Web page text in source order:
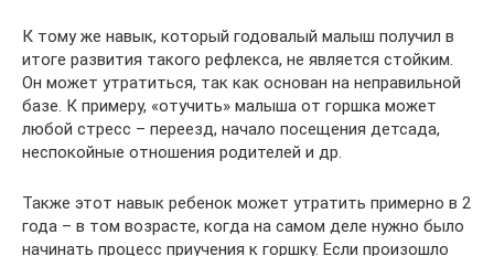
К тому же навык, который годовалый малыш получил в
итоге развития такого рефлекса, не является стойким.
Он может утратиться, так как основан на неправильной
базе. К примеру, «отучить» малыша от горшка может
любой стресс – переезд, начало посещения детсада,
неспокойные отношения родителей и др.
Также этот навык ребенок может утратить примерно в 2
года – в том возрасте, когда на самом деле нужно было
начинать процесс приучения к горшку. Если произошло